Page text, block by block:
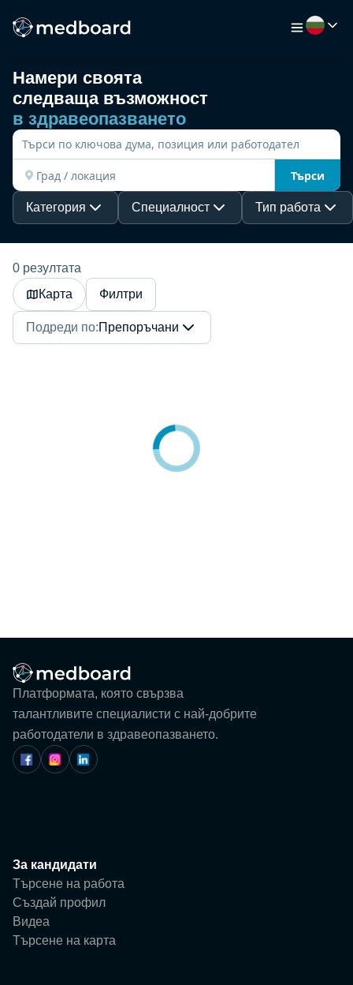
НАЧАЛО
РАБОТА
КАРТА
ВИДЕО
РЕСУРСИ
Потребител
Намери своята
следваща възможност
в здравеопазването
Търси
Категория Специалност Тип работа
0 резултата
Карта
Филтри
Подреди по:Препоръчани
Платформата, която свързва
талантливите специалисти с най-добрите
работодатели в здравеопазването.
За кандидати
Търсене на работа
Създай профил
Видеа
Търсене на карта